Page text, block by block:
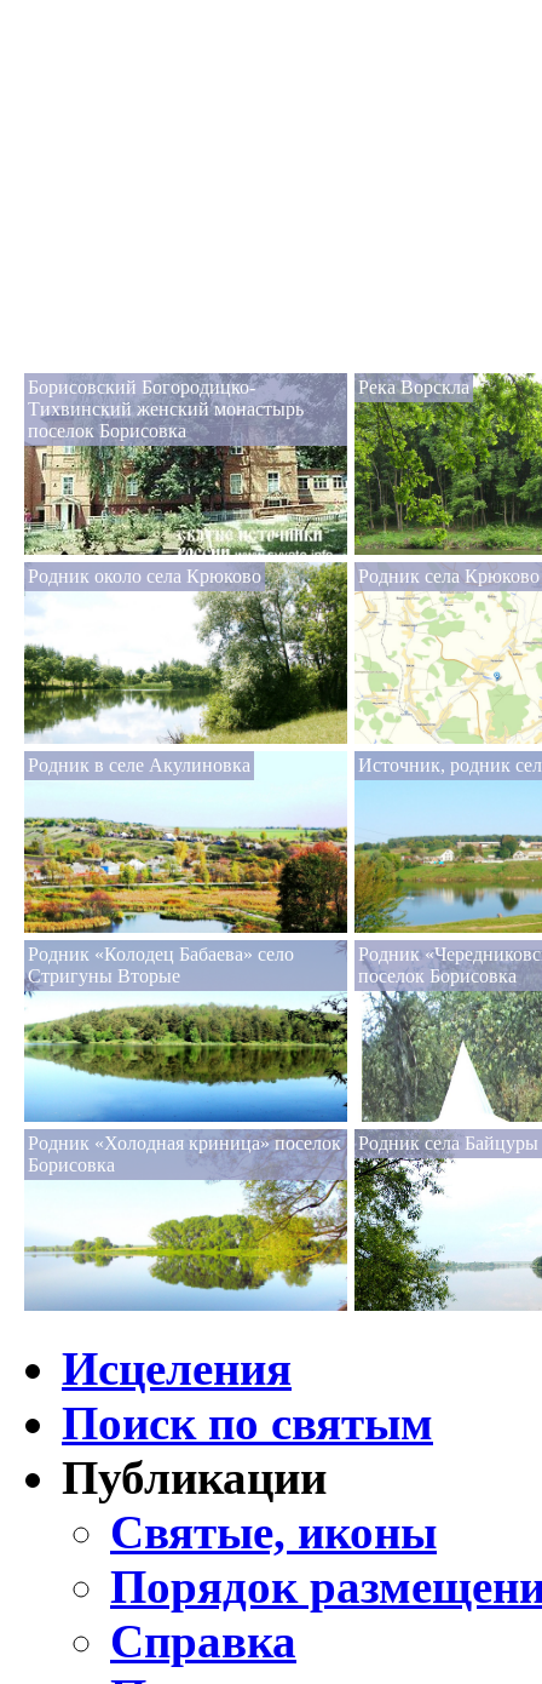
Борисовский Богородицко-
Тихвинский женский монастырь
поселок Борисовка
Река Ворскла
Родник около села Крюково Родник села Крюково
Родник в селе Акулиновка Источник, родник
Родник «Колодец Бабаева» село
Стригуны Вторые
Родник
поселок Борисовка
Родник «Холодная криница» поселок
Борисовка
Родник села Байцуры
Исцеления
Поиск по святым
Публикации
Святые, иконы
Порядок
Справка